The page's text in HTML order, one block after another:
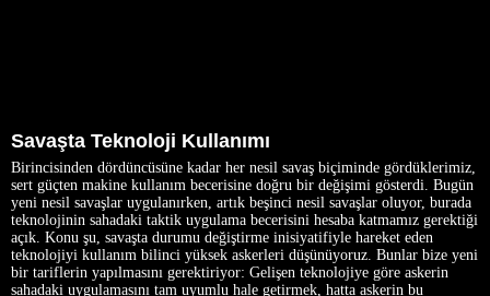
Savaşta Teknoloji Kullanımı
Birincisinden dördüncüsüne kadar her nesil savaş biçiminde gördüklerimiz,
sert güçten makine kullanım becerisine doğru bir değişimi gösterdi. Bugün
yeni nesil savaşlar uygulanırken, artık beşinci nesil savaşlar oluyor, burada
teknolojinin sahadaki taktik uygulama becerisini hesaba katmamız gerektiği
açık. Konu şu, savaşta durumu değiştirme inisiyatifiyle hareket eden
teknolojiyi kullanım bilinci yüksek askerleri düşünüyoruz. Bunlar bize yeni
bir tariflerin yapılmasını gerektiriyor: Gelişen teknolojiye göre askerin
sahadaki uygulamasını tam uyumlu hale getirmek, hatta askerin bu